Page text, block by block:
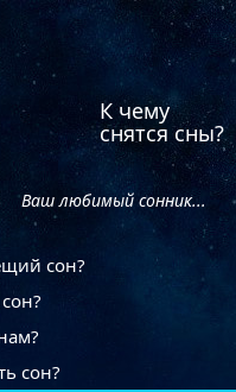
К чему
снятся сны?
Ваш любимый сонник...
сон?
сон?